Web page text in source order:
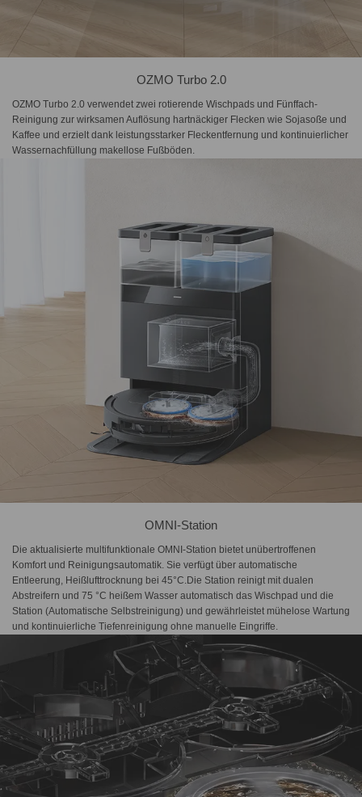
OZMO Turbo 2.0
OZMO Turbo 2.0 verwendet zwei rotierende Wischpads und Fünffach-
Reinigung zur wirksamen Auflösung hartnäckiger Flecken wie Sojasoße und
Kaffee und erzielt dank leistungsstarker Fleckentfernung und kontinuierlicher
Wassernachfüllung makellose Fußböden.
OMNI-Station
Die aktualisierte multifunktionale OMNI-Station bietet unübertroffenen
Komfort und Reinigungsautomatik. Sie verfügt über automatische
Entleerung, Heißlufttrocknung bei 45°C.Die Station reinigt mit dualen
Abstreifern und 75 °C heißem Wasser automatisch das Wischpad und die
Station (Automatische Selbstreinigung) und gewährleistet mühelose Wartung
und kontinuierliche Tiefenreinigung ohne manuelle Eingriffe.